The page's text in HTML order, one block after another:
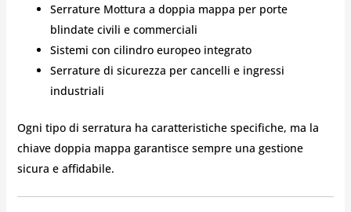
Serrature Mottura a doppia mappa per porte
blindate civili e commerciali
Sistemi con cilindro europeo integrato
Serrature di sicurezza per cancelli e ingressi
industriali
Ogni tipo di serratura ha caratteristiche specifiche, ma la
chiave doppia mappa garantisce sempre una gestione
sicura e affidabile.